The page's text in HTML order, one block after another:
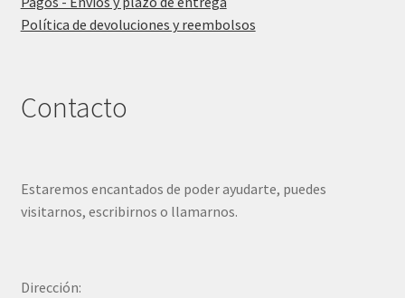
Política de devoluciones y reembolsos
Contacto
Estaremos encantados de poder ayudarte, puedes
visitarnos, escribirnos o llamarnos.
Dirección: